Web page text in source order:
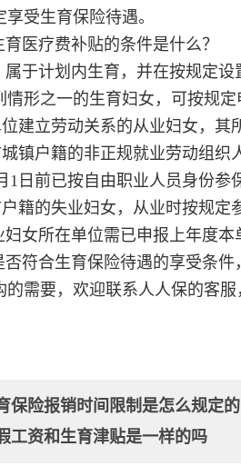
受生育保险待遇。
医疗费补贴的条件是什么？
属于计划内生育，并在按规定
情形之一的生育妇女，可按规
建立劳动关系的从业妇女，
镇户籍的非正规就业劳动组
1日前已按自由职业人员身份
籍的失业妇女，从业时按规定
妇女所在单位需已申报上年度本
否符合生育保险待遇的享受条
的需要，欢迎联系人人保的客服
保险报销时间限制是怎么规定的
工资和生育津贴是一样的吗